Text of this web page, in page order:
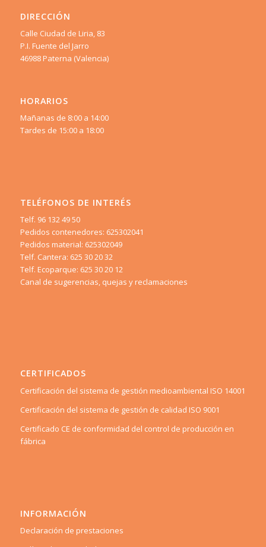
DIRECCIÓN
Calle Ciudad de Liria, 83
P.I. Fuente del Jarro
46988 Paterna (Valencia)
HORARIOS
Mañanas de 8:00 a 14:00
Tardes de 15:00 a 18:00
TELÉFONOS DE INTERÉS
Telf. 96 132 49 50
Pedidos contenedores: 625302041
Pedidos material: 625302049
Telf. Cantera: 625 30 20 32
Telf. Ecoparque: 625 30 20 12
Canal de sugerencias, quejas y reclamaciones
CERTIFICADOS
Certificación del sistema de gestión medioambiental ISO 14001
Certificación del sistema de gestión de calidad ISO 9001
Certificado CE de conformidad del control de producción en
fábrica
INFORMACIÓN
Declaración de prestaciones